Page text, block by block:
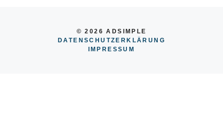
© 2026 ADSIMPLE
DATENSCHUTZERKLÄRUNG
IMPRESSUM